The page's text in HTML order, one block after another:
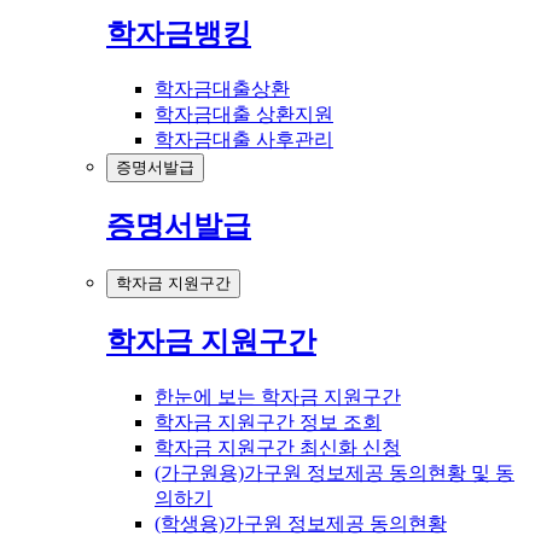
학자금뱅킹
학자금대출상환
학자금대출 상환지원
학자금대출 사후관리
증명서발급
증명서발급
학자금 지원구간
학자금 지원구간
한눈에 보는 학자금 지원구간
학자금 지원구간 정보 조회
학자금 지원구간 최신화 신청
(가구원용)가구원 정보제공 동의현황 및 동
의하기
(학생용)가구원 정보제공 동의현황